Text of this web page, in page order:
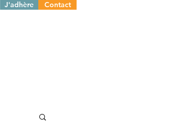
J'adhère Contact